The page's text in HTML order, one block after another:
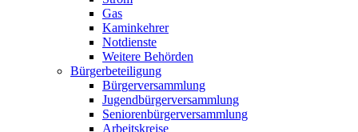
Gas
Kaminkehrer
Notdienste
Weitere Behörden
Bürgerbeteiligung
Bürgerversammlung
Jugendbürgerversammlung
Seniorenbürgerversammlung
Arbeitskreise